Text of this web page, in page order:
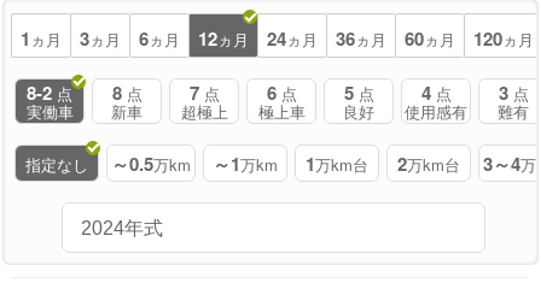
1 ヵ月 3ヵ月 6ヵ月 12ヵ月 24ヵ月 36ヵ月 60ヵ月 120ヵ月
8-2 点
実働車
8 点
新車
7 点
超極上
6 点
極上車
5 点
良好
4 点
使用感有
3 点
難有
指定なし ～0.5万km ～1万km 1万km台 2万km台 3～4万